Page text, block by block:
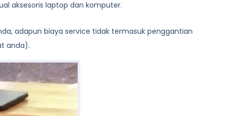
aksesoris laptop dan komputer.
adapun biaya service tidak termasuk penggantian
anda).